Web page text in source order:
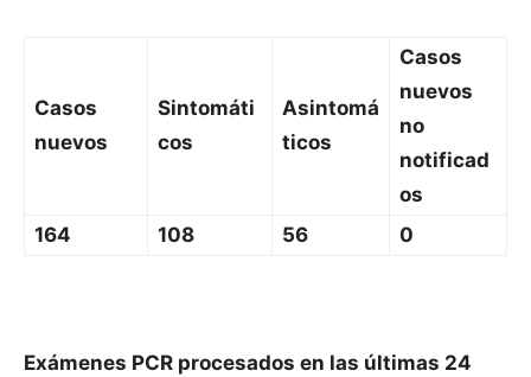
Casos
nuevos
Sintomáti
cos
Asintomá
ticos
Casos
nuevos
no
notificad
os
164
108 56 0
Exámenes PCR procesados en las últimas 24